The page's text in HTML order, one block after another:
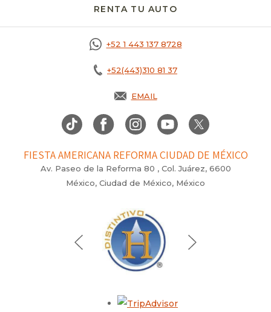
RENTA TU AUTO
+52 1 443 137 8728
+52(443)310 81 37
EMAIL
FIESTA AMERICANA REFORMA CIUDAD DE MÉXICO
Av. Paseo de la Reforma 80 , Col. Juárez, 6600
México, Ciudad de México, México